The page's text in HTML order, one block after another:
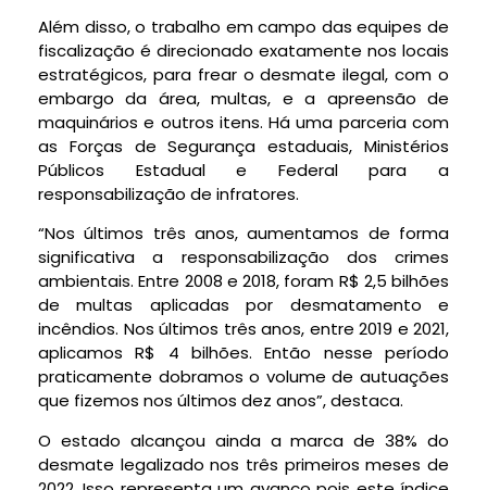
Além disso, o trabalho em campo das equipes de
fiscalização é direcionado exatamente nos locais
estratégicos, para frear o desmate ilegal, com o
embargo da área, multas, e a apreensão de
maquinários e outros itens. Há uma parceria com
as Forças de Segurança estaduais, Ministérios
Públicos Estadual e Federal para a
responsabilização de infratores.
“Nos últimos três anos, aumentamos de forma
significativa a responsabilização dos crimes
ambientais. Entre 2008 e 2018, foram R$ 2,5 bilhões
de multas aplicadas por desmatamento e
incêndios. Nos últimos três anos, entre 2019 e 2021,
aplicamos R$ 4 bilhões. Então nesse período
praticamente dobramos o volume de autuações
que fizemos nos últimos dez anos”, destaca.
O estado alcançou ainda a marca de 38% do
desmate legalizado nos três primeiros meses de